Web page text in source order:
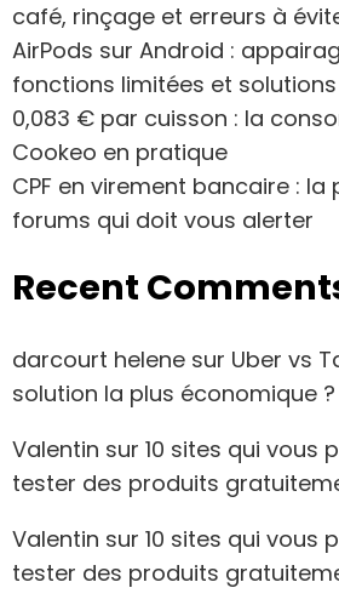
café, rinçage et erreurs à
AirPods sur Android :
fonctions limitées et
0,083 € par cuisson : la
Cookeo en pratique
CPF en virement bancaire : la
forums qui doit vous alerter
Recent
darcourt helene sur Uber vs
solution la plus économique ?
Valentin sur 10 sites qui vous
tester des produits
Valentin sur 10 sites qui vous
tester des produits